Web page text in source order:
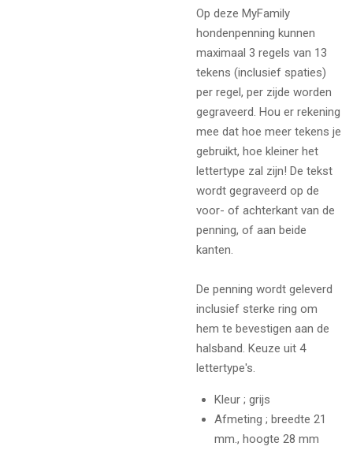
Op deze MyFamily
hondenpenning kunnen
maximaal 3 regels van 13
tekens (inclusief spaties)
per regel, per zijde worden
gegraveerd. Hou er rekening
mee dat hoe meer tekens je
gebruikt, hoe kleiner het
lettertype zal zijn! De tekst
wordt gegraveerd op de
voor- of achterkant van de
penning, of aan beide
kanten.
De penning wordt geleverd
inclusief sterke ring om
hem te bevestigen aan de
halsband. Keuze uit 4
lettertype's.
Kleur ; grijs
Afmeting ; breedte 21
mm., hoogte 28 mm